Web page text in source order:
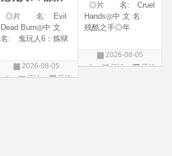
◎片 名: Cruel
Hands◎中 文 名:
残酷之手◎年
地: 澳大利亚◎
类 别: 惊悚 / 恐
2026-08-05
评论
恐怖
◎片 名: Evil
Dead Burn◎中 文
名: 鬼玩人6：炼狱
焚场(台) / 鬼玩人6：
燃烧 / 鬼玩人崛起衍
2026-08-05
评论
恐怖